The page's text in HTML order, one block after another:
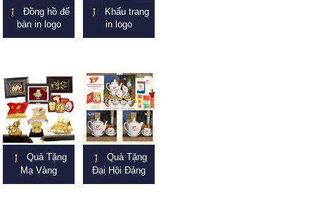
Đồng hồ để
bàn in logo
Khẩu trang
in logo
Quà Tặng
Mạ Vàng
Quà Tặng
Đại Hội Đảng